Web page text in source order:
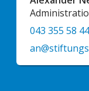
043 355 58 44